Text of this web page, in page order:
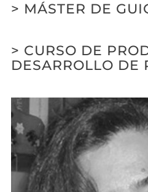
> MÁSTER DE
> CURSO DE
DESARROLLO DE